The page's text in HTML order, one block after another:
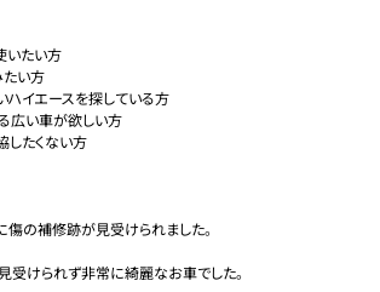
いたい方
たい方
イエースを探している方
広い車が欲しい方
したくない方
傷の補修跡が見受けられました。
受けられず非常に綺麗なお車でした。